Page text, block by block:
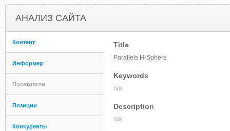
АНАЛИЗ САЙТА
Контент
Информер
Посетители
Позиции
Конкуренты
Title
Parallels H-Sphere
Keywords
n/a
Description
n/a